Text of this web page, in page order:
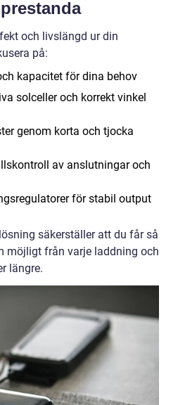
och livslängd ur din
på:
kapacitet för dina behov
solceller och korrekt vinkel
genom korta och tjocka
av anslutningar och
för stabil output
säkerställer att du får så
möjligt från varje laddning och
längre.